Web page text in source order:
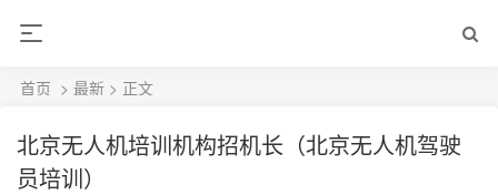
首页 > 最新 > 正文
北京无人机培训机构招机长（北京无人机驾驶
员培训）